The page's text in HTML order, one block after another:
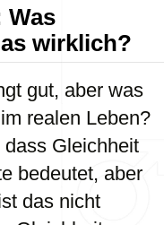
Was
wirklich?
gut, aber was
realen Leben?
Gleichheit
bedeutet, aber
das nicht